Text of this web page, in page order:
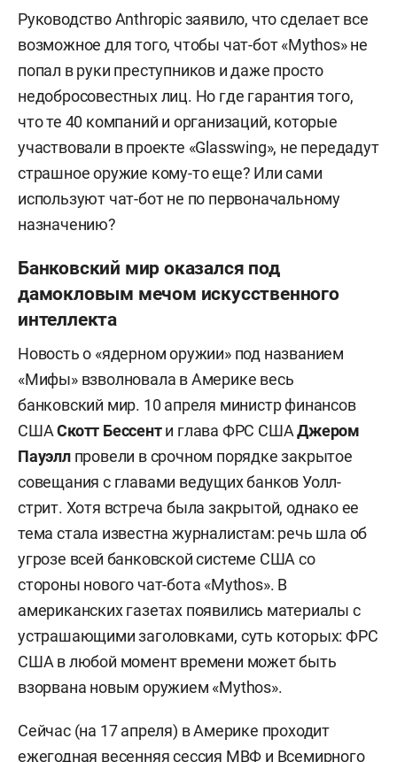
Руководство Anthropic заявило, что сделает все
возможное для того, чтобы чат-бот «Mythos» не
попал в руки преступников и даже просто
недобросовестных лиц. Но где гарантия того,
что те 40 компаний и организаций, которые
участвовали в проекте «Glasswing», не передадут
страшное оружие кому-то еще? Или сами
используют чат-бот не по первоначальному
назначению?
Банковский мир оказался под
дамокловым мечом искусственного
интеллекта
Новость о «ядерном оружии» под названием
«Мифы» взволновала в Америке весь
банковский мир. 10 апреля министр финансов
СШАСкотт Бессенти глава ФРС СШАДжером
Пауэллпровели в срочном порядке закрытое
совещания с главами ведущих банков Уолл-
стрит. Хотя встреча была закрытой, однако ее
тема стала известна журналистам: речь шла об
угрозе всей банковской системе США со
стороны нового чат-бота «Mythos». В
американских газетах появились материалы с
устрашающими заголовками, суть которых: ФРС
США в любой момент времени может быть
взорвана новым оружием «Mythos».
Сейчас (на 17 апреля) в Америке проходит
ежегодная весенняя сессия МВФ и Всемирного